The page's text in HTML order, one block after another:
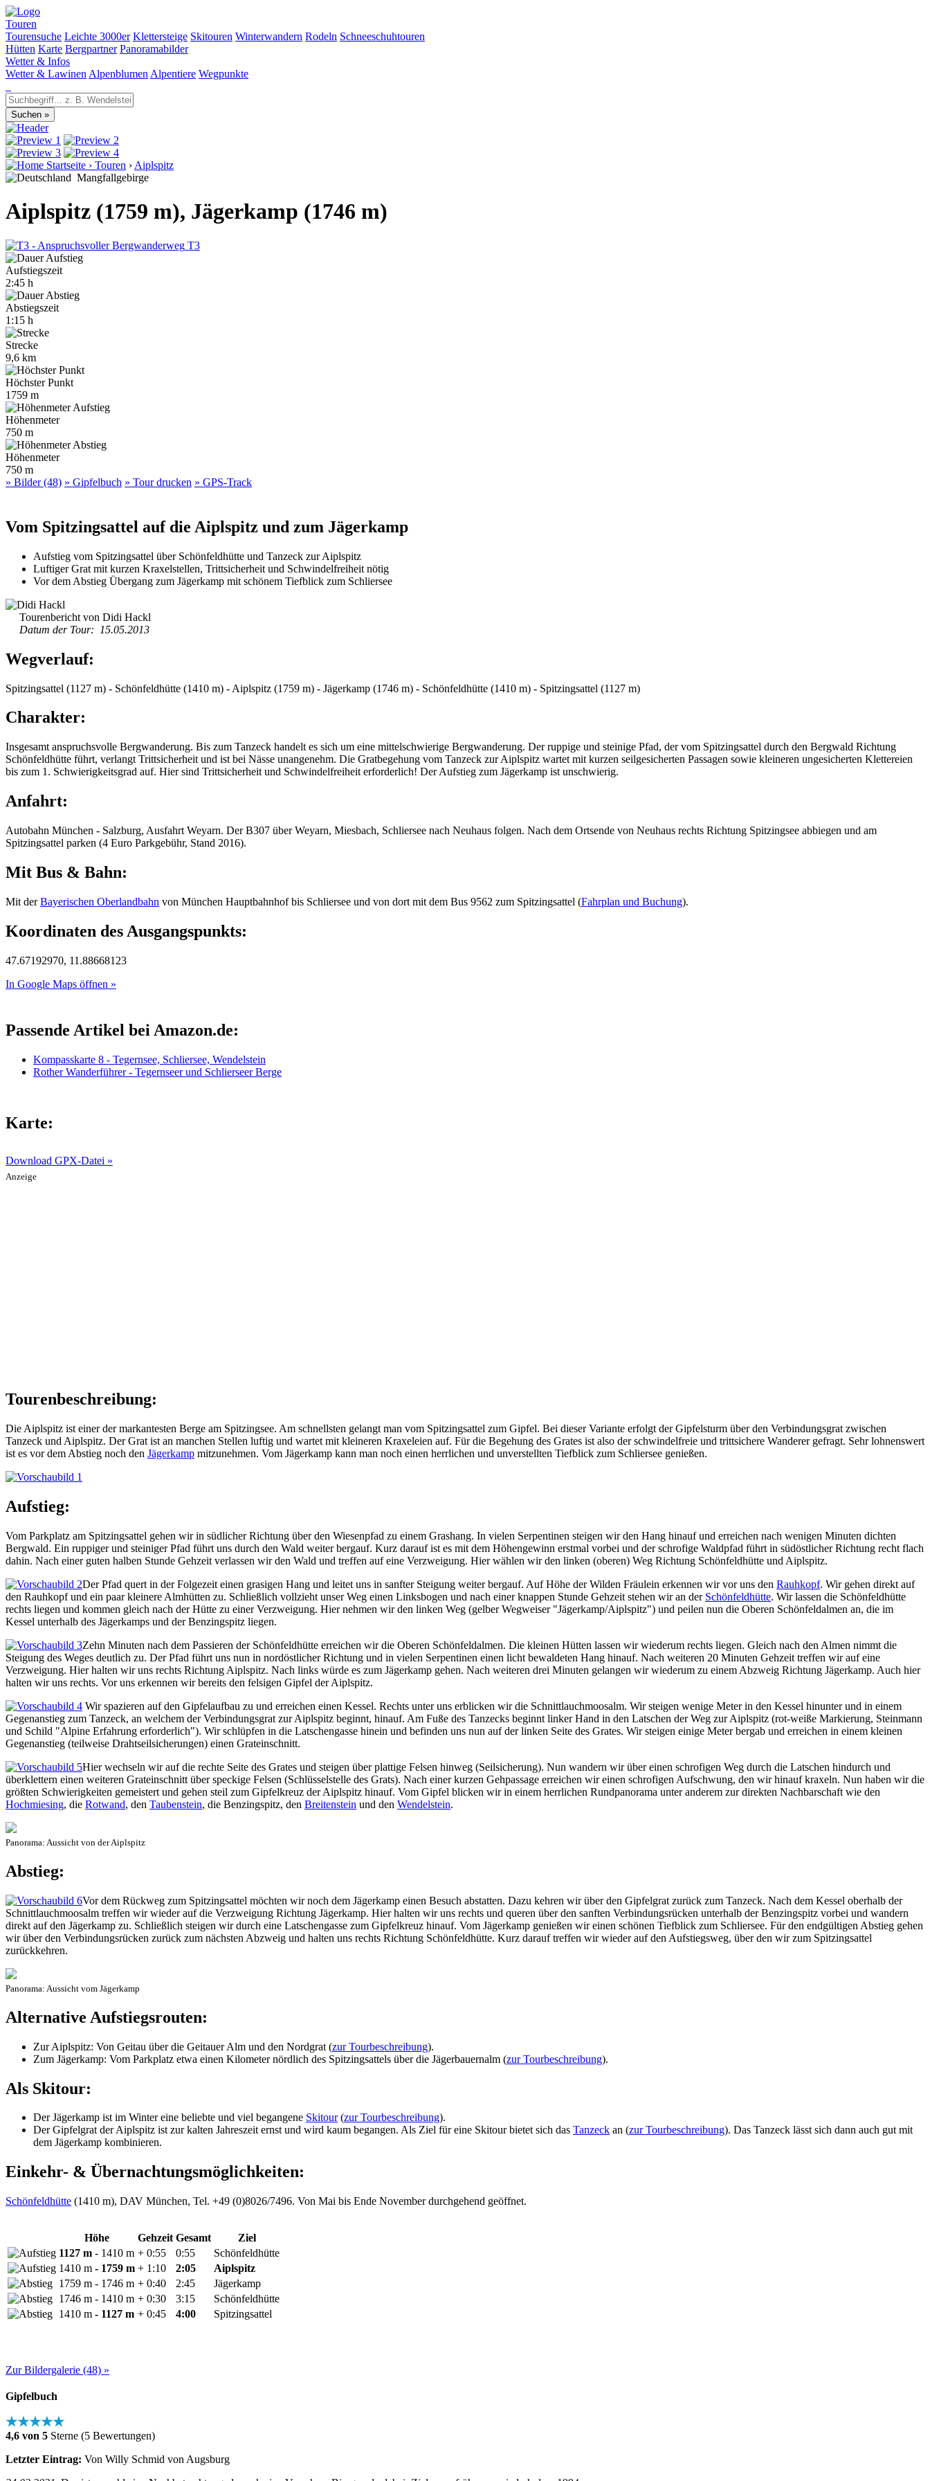
Touren
Tourensuche Leichte 3000er Klettersteige Skitouren Winterwandern Rodeln Schneeschuhtouren
Hütten Karte Bergpartner Panoramabilder
Wetter & Infos
Wetter & Lawinen Alpenblumen Alpentiere Wegpunkte
Startseite › Touren › Aiplspitz
Mangfallgebirge
Aiplspitz (1759 m), Jägerkamp (1746 m)
T3
Aufstiegszeit
2:45 h
Abstiegszeit
1:15 h
Strecke
9,6 km
Höchster Punkt
1759 m
Höhenmeter
750 m
Höhenmeter
750 m
» Bilder (48) » Gipfelbuch » Tour drucken » GPS-Track
Vom Spitzingsattel auf die Aiplspitz und zum Jägerkamp
Aufstieg vom Spitzingsattel über Schönfeldhütte und Tanzeck zur Aiplspitz
Luftiger Grat mit kurzen Kraxelstellen, Trittsicherheit und Schwindelfreiheit nötig
Vor dem Abstieg Übergang zum Jägerkamp mit schönem Tiefblick zum Schliersee
Tourenbericht von Didi Hackl
Datum der Tour: 15.05.2013
Wegverlauf:
Spitzingsattel (1127 m) - Schönfeldhütte (1410 m) - Aiplspitz (1759 m) - Jägerkamp (1746 m) - Schönfeldhütte (1410 m) - Spitzingsattel (1127 m)
Charakter:
Insgesamt anspruchsvolle Bergwanderung. Bis zum Tanzeck handelt es sich um eine mittelschwierige Bergwanderung. Der ruppige und steinige Pfad, der vom Spitzingsattel durch den Bergwald Richtung
Schönfeldhütte führt, verlangt Trittsicherheit und ist bei Nässe unangenehm. Die Gratbegehung vom Tanzeck zur Aiplspitz wartet mit kurzen seilgesicherten Passagen sowie kleineren ungesicherten Klettereien
bis zum 1. Schwierigkeitsgrad auf. Hier sind Trittsicherheit und Schwindelfreiheit erforderlich! Der Aufstieg zum Jägerkamp ist unschwierig.
Anfahrt:
Autobahn München - Salzburg, Ausfahrt Weyarn. DerB307 über Weyarn, Miesbach, Schliersee nach Neuhaus folgen. Nach dem Ortsende von Neuhaus rechts Richtung Spitzingsee abbiegen und am
Spitzingsattel parken (4 Euro Parkgebühr, Stand 2016).
Mit Bus & Bahn:
Mit derBayerischen Oberlandbahn von München Hauptbahnhof bis Schliersee und von dort mit dem Bus 9562 zum Spitzingsattel (Fahrplan und Buchung).
Koordinaten des Ausgangspunkts:
47.67192970, 11.88668123
In Google Maps öffnen »
Passende Artikel bei Amazon.de:
Kompasskarte 8 - Tegernsee, Schliersee, Wendelstein
Rother Wanderführer - Tegernseer und Schlierseer Berge
Karte:
Download GPX-Datei »
Anzeige
Tourenbeschreibung:
Die Aiplspitz ist einer der markantesten Berge am Spitzingsee. Am schnellsten gelangt man vom Spitzingsattel zum Gipfel. Bei dieser Variante erfolgt der Gipfelsturm über den Verbindungsgrat zwischen
Tanzeck und Aiplspitz. Der Grat ist an manchen Stellen luftig und wartet mit kleineren Kraxeleien auf. Für die Begehung des Grates ist also der schwindelfreie und trittsichere Wanderer gefragt. Sehr lohnenswert
ist es vor dem Abstieg noch den Jägerkamp mitzunehmen. Vom Jägerkamp kann man noch einen herrlichen und unverstellten Tiefblick zum Schliersee genießen.
Aufstieg:
Vom Parkplatz am Spitzingsattel gehen wir in südlicher Richtung über den Wiesenpfad zu einem Grashang. In vielen Serpentinen steigen wir den Hang hinauf und erreichen nach wenigen Minuten dichten
Bergwald. Ein ruppiger und steiniger Pfad führt uns durch den Wald weiter bergauf. Kurz darauf ist es mit dem Höhengewinn erstmal vorbei und der schrofige Waldpfad führt in südöstlicher Richtung recht flach
dahin. Nach einer guten halben Stunde Gehzeit verlassen wir den Wald und treffen auf eine Verzweigung. Hier wählen wir den linken (oberen) Weg Richtung Schönfeldhütte und Aiplspitz.
Der Pfad quert in der Folgezeit einen grasigen Hang und leitet uns in sanfter Steigung weiter bergauf. Auf Höhe der Wilden Fräulein erkennen wir vor uns den Rauhkopf. Wir gehen direkt auf
den Rauhkopf und ein paar kleinere Almhütten zu. Schließlich vollzieht unser Weg einen Linksbogen und nach einer knappen Stunde Gehzeit stehen wir an der Schönfeldhütte. Wir lassen die Schönfeldhütte
rechts liegen und kommen gleich nach der Hütte zu einer Verzweigung. Hier nehmen wir den linken Weg (gelber Wegweiser "Jägerkamp/Aiplspitz") und peilen nun die Oberen Schönfeldalmen an, die im
Kessel unterhalb des Jägerkamps und der Benzingspitz liegen.
Zehn Minuten nach dem Passieren der Schönfeldhütte erreichen wir die Oberen Schönfeldalmen. Die kleinen Hütten lassen wir wiederum rechts liegen. Gleich nach den Almen nimmt die
Steigung des Weges deutlich zu. Der Pfad führt uns nun in nordöstlicher Richtung und in vielen Serpentinen einen licht bewaldeten Hang hinauf. Nach weiteren 20 Minuten Gehzeit treffen wir auf eine
Verzweigung. Hier halten wir uns rechts Richtung Aiplspitz. Nach links würde es zum Jägerkamp gehen. Nach weiteren drei Minuten gelangen wir wiederum zu einem Abzweig Richtung Jägerkamp. Auch hier
halten wir uns rechts. Vor uns erkennen wir bereits den felsigen Gipfel der Aiplspitz.
Wir spazieren auf den Gipfelaufbau zu und erreichen einen Kessel. Rechts unter uns erblicken wir die Schnittlauchmoosalm. Wir steigen wenige Meter in den Kessel hinunter und in einem
Gegenanstieg zum Tanzeck, an welchem der Verbindungsgrat zur Aiplspitz beginnt, hinauf. Am Fuße des Tanzecks beginnt linker Hand in den Latschen der Weg zur Aiplspitz (rot-weiße Markierung, Steinmann
und Schild "Alpine Erfahrung erforderlich"). Wir schlüpfen in die Latschengasse hinein und befinden uns nun auf der linken Seite des Grates. Wir steigen einige Meter bergab und erreichen in einem kleinen
Gegenanstieg (teilweise Drahtseilsicherungen) einen Grateinschnitt.
Hier wechseln wir auf die rechte Seite des Grates und steigen über plattige Felsen hinweg (Seilsicherung). Nun wandern wir über einen schrofigen Weg durch die Latschen hindurch und
überklettern einen weiteren Grateinschnitt über speckige Felsen (Schlüsselstelle des Grats). Nach einer kurzen Gehpassage erreichen wir einen schrofigen Aufschwung, den wir hinauf kraxeln. Nun haben wir die
größten Schwierigkeiten gemeistert und gehen steil zum Gipfelkreuz der Aiplspitz hinauf. Vom Gipfel blicken wir in einem herrlichen Rundpanorama unter anderem zur direkten Nachbarschaft wie den
Hochmiesing, die Rotwand, den Taubenstein, die Benzingspitz, den Breitenstein und den Wendelstein.
Panorama: Aussicht von der Aiplspitz
Abstieg:
Vor dem Rückweg zum Spitzingsattel möchten wir noch dem Jägerkamp einen Besuch abstatten. Dazu kehren wir über den Gipfelgrat zurück zum Tanzeck. Nach dem Kessel oberhalb der
Schnittlauchmoosalm treffen wir wieder auf die Verzweigung Richtung Jägerkamp. Hier halten wir uns rechts und queren über den sanften Verbindungsrücken unterhalb der Benzingspitz vorbei und wandern
direkt auf den Jägerkamp zu. Schließlich steigen wir durch eine Latschengasse zum Gipfelkreuz hinauf. Vom Jägerkamp genießen wir einen schönen Tiefblick zum Schliersee. Für den endgültigen Abstieg gehen
wir über den Verbindungsrücken zurück zum nächsten Abzweig und halten uns rechts Richtung Schönfeldhütte. Kurz darauf treffen wir wieder auf den Aufstiegsweg, über den wir zum Spitzingsattel
zurückkehren.
Panorama: Aussicht vom Jägerkamp
Alternative Aufstiegsrouten:
Zur Aiplspitz: Von Geitau über die Geitauer Alm und den Nordgrat (zur Tourbeschreibung).
Zum Jägerkamp: Vom Parkplatz etwa einen Kilometer nördlich des Spitzingsattels über die Jägerbauernalm (zur Tourbeschreibung).
Als Skitour:
Der Jägerkamp ist im Winter eine beliebte und viel begangene Skitour(zur Tourbeschreibung).
Der Gipfelgrat der Aiplspitz ist zur kalten Jahreszeit ernst und wird kaum begangen. Als Ziel für eine Skitour bietet sich das Tanzeck an (zur Tourbeschreibung). Das Tanzeck lässt sich dann auch gut mit
dem Jägerkamp kombinieren.
Einkehr- & Übernachtungsmöglichkeiten:
Schönfeldhütte (1410 m), DAV München, Tel. +49 (0)8026/7496. Von Mai bis Ende November durchgehend geöffnet.
Höhe Gehzeit Gesamt
Ziel
1127 m - 1410 m + 0:55 0:55
Schönfeldhütte
1410 m - 1759 m + 1:10 2:05
Aiplspitz
1759 m - 1746 m + 0:40 2:45
Jägerkamp
1746 m - 1410 m + 0:30 3:15
Schönfeldhütte
1410 m - 1127 m + 0:45 4:00 Spitzingsattel
Zur Bildergalerie (48) »
Gipfelbuch
★★★★★
4,6 von 5 Sterne (5 Bewertungen)
Letzter Eintrag: Von Willy Schmid von Augsburg